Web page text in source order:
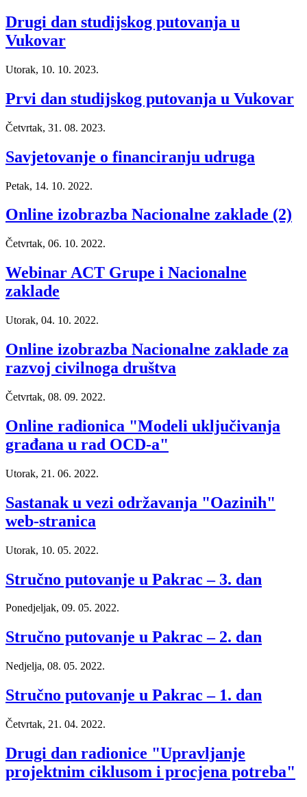
Drugi dan studijskog putovanja u
Vukovar
Utorak, 10. 10. 2023.
Prvi dan studijskog putovanja u Vukovar
Četvrtak, 31. 08. 2023.
Savjetovanje o financiranju udruga
Petak, 14. 10. 2022.
Online izobrazba Nacionalne zaklade (2)
Četvrtak, 06. 10. 2022.
Webinar ACT Grupe i Nacionalne
zaklade
Utorak, 04. 10. 2022.
Online izobrazba Nacionalne zaklade za
razvoj civilnoga društva
Četvrtak, 08. 09. 2022.
Online radionica "Modeli uključivanja
građana u rad OCD-a"
Utorak, 21. 06. 2022.
Sastanak u vezi održavanja "Oazinih"
web-stranica
Utorak, 10. 05. 2022.
Stručno putovanje u Pakrac – 3. dan
Ponedjeljak, 09. 05. 2022.
Stručno putovanje u Pakrac – 2. dan
Nedjelja, 08. 05. 2022.
Stručno putovanje u Pakrac – 1. dan
Četvrtak, 21. 04. 2022.
Drugi dan radionice "Upravljanje
projektnim ciklusom i procjena potreba"